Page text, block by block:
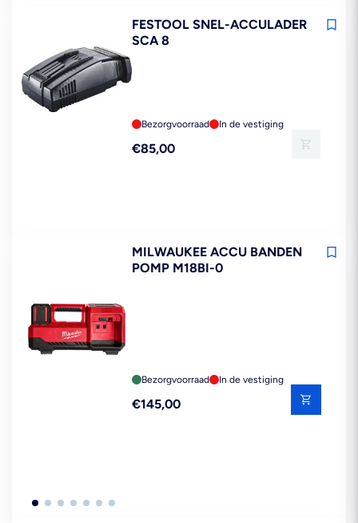
FESTOOL SNEL-ACCULADER
SCA 8
Bezorgvoorraad In de vestiging
Reguliere
€85,00
MILWAUKEE ACCU BANDEN
POMP M18BI-0
Bezorgvoorraad In de vestiging
Reguliere
€145,00